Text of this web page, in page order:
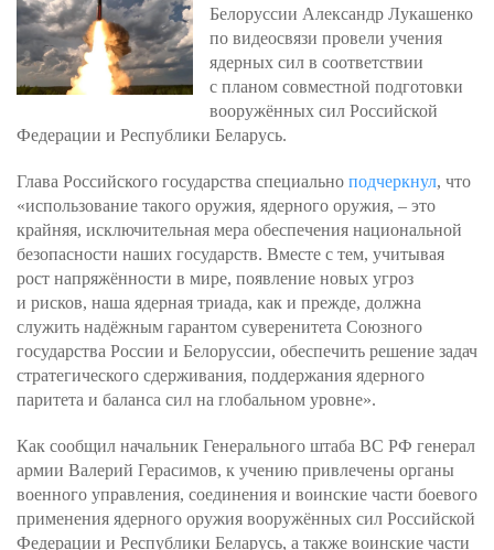
Белоруссии Александр Лукашенко
по видеосвязи провели учения
ядерных сил в соответствии
с планом совместной подготовки
вооружённых сил Российской
Федерации и Республики Беларусь.
Глава Российского государства специально подчеркнул, что
«использование такого оружия, ядерного оружия, – это
крайняя, исключительная мера обеспечения национальной
безопасности наших государств. Вместе с тем, учитывая
рост напряжённости в мире, появление новых угроз
и рисков, наша ядерная триада, как и прежде, должна
служить надёжным гарантом суверенитета Союзного
государства России и Белоруссии, обеспечить решение задач
стратегического сдерживания, поддержания ядерного
паритета и баланса сил на глобальном уровне».
Как сообщил начальник Генерального штаба ВС РФ генерал
армии Валерий Герасимов, к учению привлечены органы
военного управления, соединения и воинские части боевого
применения ядерного оружия вооружённых сил Российской
Федерации и Республики Беларусь, а также воинские части